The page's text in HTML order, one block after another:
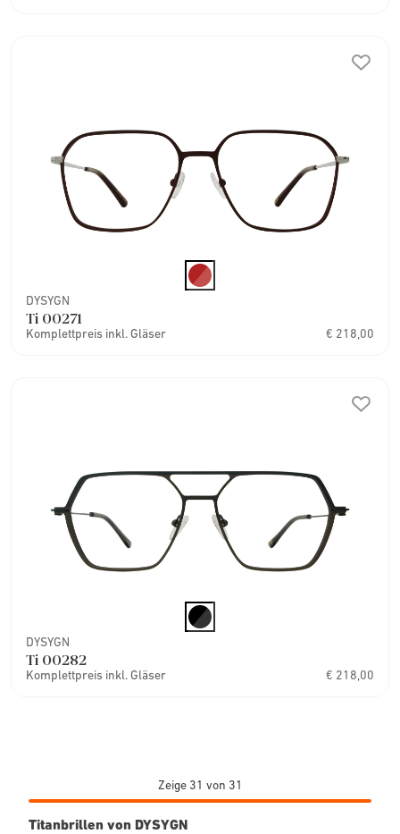
DYSYGN
Ti 00271
Komplettpreis inkl. Gläser € 218,00
DYSYGN
Ti 00282
Komplettpreis inkl. Gläser € 218,00
Zeige 31 von 31
Titanbrillen von DYSYGN